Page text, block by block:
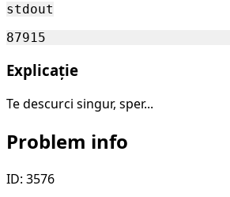
stdout
Explicație
Te descurci singur, sper...
Problem info
ID: 3576